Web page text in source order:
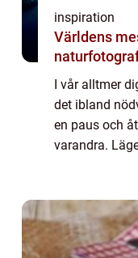
inspiration
Världens
I vår alltmer
det ibland
en paus och
varandra.